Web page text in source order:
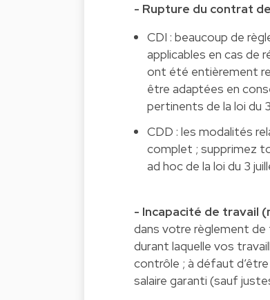
- Rupture du contrat
CDI : beaucoup de
applicables en cas de
ont été entièrement
être adaptées en
pertinents de la loi du
CDD : les modalités
complet ; supprimez
ad hoc de la loi du 3
- Incapacité de travail
dans votre règlement de
durant laquelle vos
contrôle ; à défaut
salaire garanti (sauf